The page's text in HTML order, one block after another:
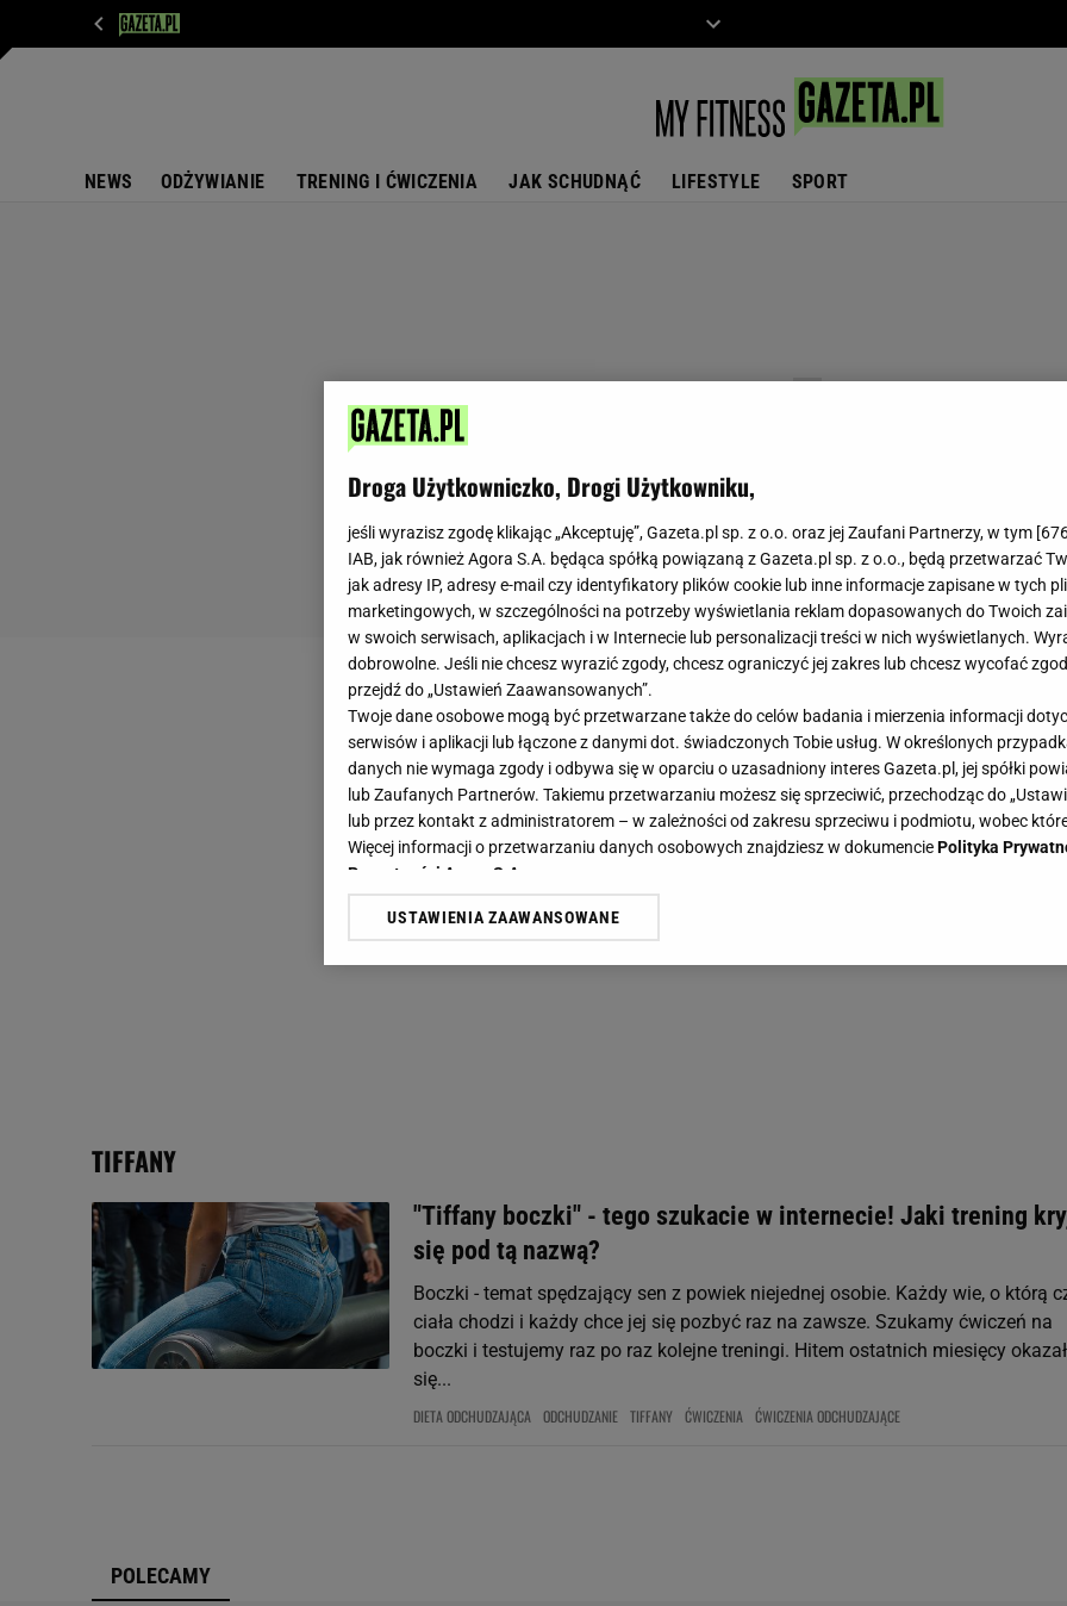
NEWS ODŻYWIANIE TRENING I ĆWICZENIA JAK SCHUDNĄĆ LIFESTYLE SPORT
TIFFANY
"Tiffany boczki" - tego szukacie w internecie! Jaki trening
się pod tą nazwą?
Boczki - temat spędzający sen z powiek niejednej osobie. Każdy wie, o którą
ciała chodzi i każdy chce jej się pozbyć raz na zawsze. Szukamy ćwiczeń na
boczki i testujemy raz po raz kolejne treningi. Hitem ostatnich miesięcy
się...
DIETA ODCHUDZAJĄCA ODCHUDZANIE TIFFANY ĆWICZENIA ĆWICZENIA ODCHUDZAJĄCE
POLECAMY
Droga Użytkowniczko, Drogi Użytkowniku,
jeśli wyrazisz zgodę klikając „Akceptuję”, Gazeta.pl sp. z o.o. oraz jej Zaufani Partnerzy, w tym [
IAB, jak również Agora S.A. będąca spółką powiązaną z Gazeta.pl sp. z o.o., będą przetwarzać
jak adresy IP, adresy e-mail czy identyfikatory plików cookie lub inne informacje zapisane w tych
marketingowych, w szczególności na potrzeby wyświetlania reklam dopasowanych do Twoich
w swoich serwisach, aplikacjach i w Internecie lub personalizacji treści w nich wyświetlanych.
dobrowolne. Jeśli nie chcesz wyrazić zgody, chcesz ograniczyć jej zakres lub chcesz wycofać
przejdź do „Ustawień Zaawansowanych”.
Twoje dane osobowe mogą być przetwarzane także do celów badania i mierzenia informacji
serwisów i aplikacji lub łączone z danymi dot. świadczonych Tobie usług. W określonych
danych nie wymaga zgody i odbywa się w oparciu o uzasadniony interes Gazeta.pl, jej spółki
lub Zaufanych Partnerów. Takiemu przetwarzaniu możesz się sprzeciwić, przechodząc do
lub przez kontakt z administratorem – w zależności od zakresu sprzeciwu i podmiotu, wobec
Więcej informacji o przetwarzaniu danych osobowych znajdziesz w dokumenciePolityka
Prywatności Agora S.A.
Klikając „Akceptuję” wyrażasz też zgodę na zainstalowanie i przechowywanie plików cookie
USTAWIENIA ZAAWANSOWANE